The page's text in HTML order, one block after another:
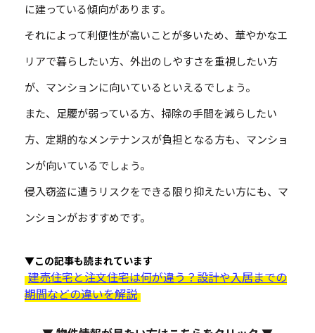
に建っている傾向があります。
それによって利便性が高いことが多いため、華やかなエ
リアで暮らしたい方、外出のしやすさを重視したい方
が、マンションに向いているといえるでしょう。
また、足腰が弱っている方、掃除の手間を減らしたい
方、定期的なメンテナンスが負担となる方も、マンショ
ンが向いているでしょう。
侵入窃盗に遭うリスクをできる限り抑えたい方にも、マ
ンションがおすすめです。
▼この記事も読まれています
建売住宅と注文住宅は何が違う？設計や入居までの
期間などの違いを解説